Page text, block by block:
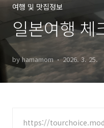
여행 및 맛집정보
일본여행 체
by hamamom 2026. 3. 25.
https://